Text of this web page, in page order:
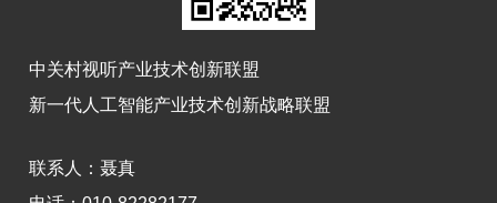
中关村视听产业技术创新联盟
新一代人工智能产业技术创新战略联盟
联系人：聂真